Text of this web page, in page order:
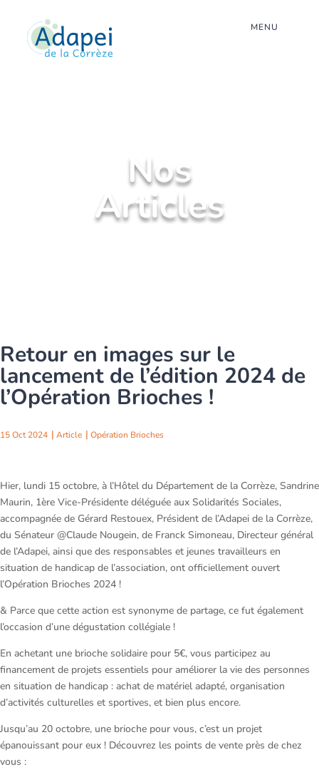
MENU
Nos
Articles
Retour en images sur le
lancement de l’édition 2024 de
l’Opération Brioches !
15 Oct 2024 Article Opération Brioches
Hier, lundi 15 octobre, à l’Hôtel du Département de la Corrèze, Sandrine
Maurin, 1ère Vice-Présidente déléguée aux Solidarités Sociales,
accompagnée de Gérard Restouex, Président de l’Adapei de la Corrèze,
du Sénateur @Claude Nougein, de Franck Simoneau, Directeur général
de l’Adapei, ainsi que des responsables et jeunes travailleurs en
situation de handicap de l’association, ont officiellement ouvert
l’Opération Brioches 2024 !
& Parce que cette action est synonyme de partage, ce fut également
l’occasion d’une dégustation collégiale !
En achetant une brioche solidaire pour 5€, vous participez au
financement de projets essentiels pour améliorer la vie des personnes
en situation de handicap : achat de matériel adapté, organisation
d’activités culturelles et sportives, et bien plus encore.
Jusqu’au 20 octobre, une brioche pour vous, c’est un projet
épanouissant pour eux ! Découvrez les points de vente près de chez
vous :